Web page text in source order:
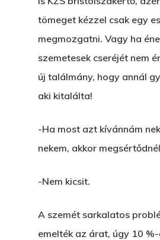
tömeget kézzel csak egy
megmozgatni. Vagy ha
szemetesek cseréjét nem
új találmány, hogy annál
aki kitalálta!
-Ha most azt kívánnám
nekem, akkor
-Nem kicsit.
A szemét sarkalatos
emelték az árat, úgy 10